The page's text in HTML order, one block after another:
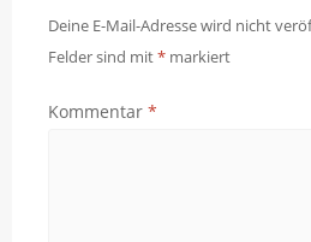
Deine E-Mail-Adresse wird nicht
Felder sind mit* markiert
Kommentar *